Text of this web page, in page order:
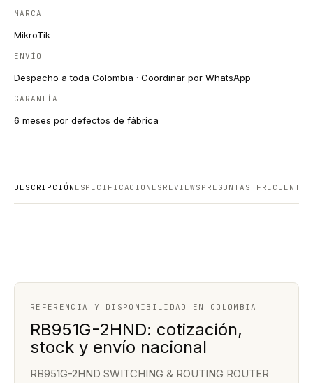
MARCA
MikroTik
ENVÍO
Despacho a toda Colombia · Coordinar por WhatsApp
GARANTÍA
6 meses por defectos de fábrica
DESCRIPCIÓN ESPECIFICACIONES REVIEWS PREGUNTAS FRECUENTES
REFERENCIA Y DISPONIBILIDAD EN COLOMBIA
RB951G-2HND: cotización,
stock y envío nacional
RB951G-2HND SWITCHING & ROUTING ROUTER